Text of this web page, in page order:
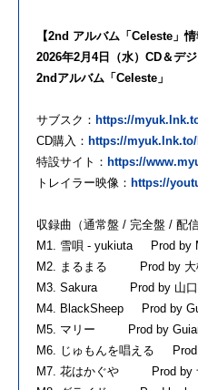
【2nd アルバム「Celeste」情
2026年2月4日（水）CD＆デ
2ndアルバム「Celeste」
サブスク： https://
CD購入： https://myuk.lnk.to/
特設サイト： https://
トレイラー映像： https://
収録曲（通常盤 / 完全盤 / 配信
M1. 雪唄 - yukiuta Prod
M2. まるまる Prod by 大
M3. Sakura Prod by 山口
M4. BlackSheep Prod by
M5. マリー Prod by
M6. じゅもんを唱える
M7. 花はかぐや Prod by